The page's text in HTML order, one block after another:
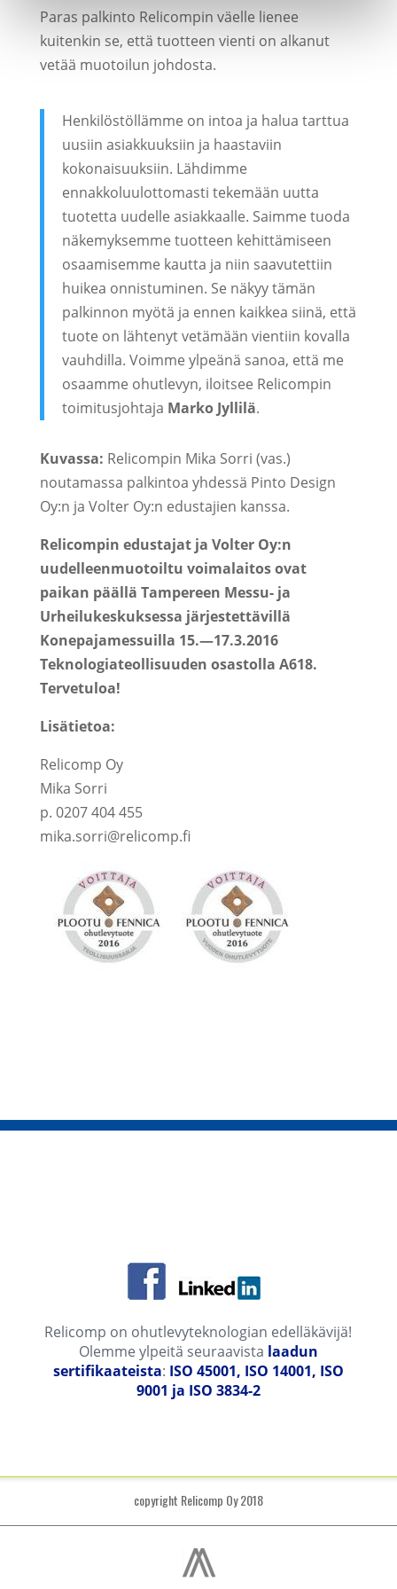
Paras palkinto Relicompin väelle lienee
kuitenkin se, että tuotteen vienti on alkanut
vetää muotoilun johdosta.
Henkilöstöllämme on intoa ja halua tarttua
uusiin asiakkuuksiin ja haastaviin
kokonaisuuksiin. Lähdimme
ennakkoluulottomasti tekemään uutta
tuotetta uudelle asiakkaalle. Saimme tuoda
näkemyksemme tuotteen kehittämiseen
osaamisemme kautta ja niin saavutettiin
huikea onnistuminen. Se näkyy tämän
palkinnon myötä ja ennen kaikkea siinä, että
tuote on lähtenyt vetämään vientiin kovalla
vauhdilla. Voimme ylpeänä sanoa, että me
osaamme ohutlevyn, iloitsee Relicompin
toimitusjohtaja Marko Jyllilä.
Kuvassa: Relicompin Mika Sorri (vas.)
noutamassa palkintoa yhdessä Pinto Design
Oy:n ja Volter Oy:n edustajien kanssa.
Relicompin edustajat ja Volter Oy:n
uudelleenmuotoiltu voimalaitos ovat
paikan päällä Tampereen Messu- ja
Urheilukeskuksessa järjestettävillä
Konepajamessuilla 15.—17.3.2016
Teknologiateollisuuden osastolla A618.
Tervetuloa!
Lisätietoa:
Relicomp Oy
Mika Sorri
p. 0207 404 455
mika.sorri@relicomp.fi
Relicomp on ohutlevyteknologian edelläkävijä!
Olemme ylpeitä seuraavista laadun
sertifikaateista: ISO 45001, ISO 14001, ISO
9001 ja ISO 3834-2
copyright Relicomp Oy 2018